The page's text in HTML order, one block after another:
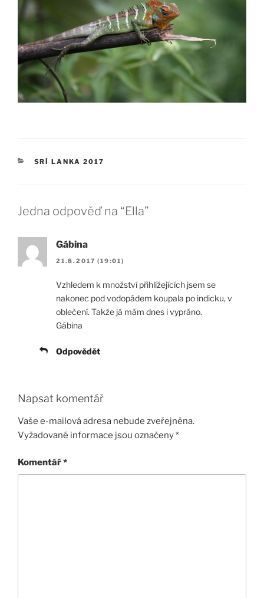
RUBRIKY
SRÍ LANKA 2017
Jedna odpověď na “Ella”
Gábina
21.8.2017 (19:01)
Vzhledem k množství přihlížejících jsem se
nakonec pod vodopádem koupala po indicku, v
oblečení. Takže já mám dnes i vypráno.
Gábina
Odpovědět
Napsat komentář
Vaše e-mailová adresa nebude zveřejněna.
Vyžadované informace jsou označeny*
Komentář*